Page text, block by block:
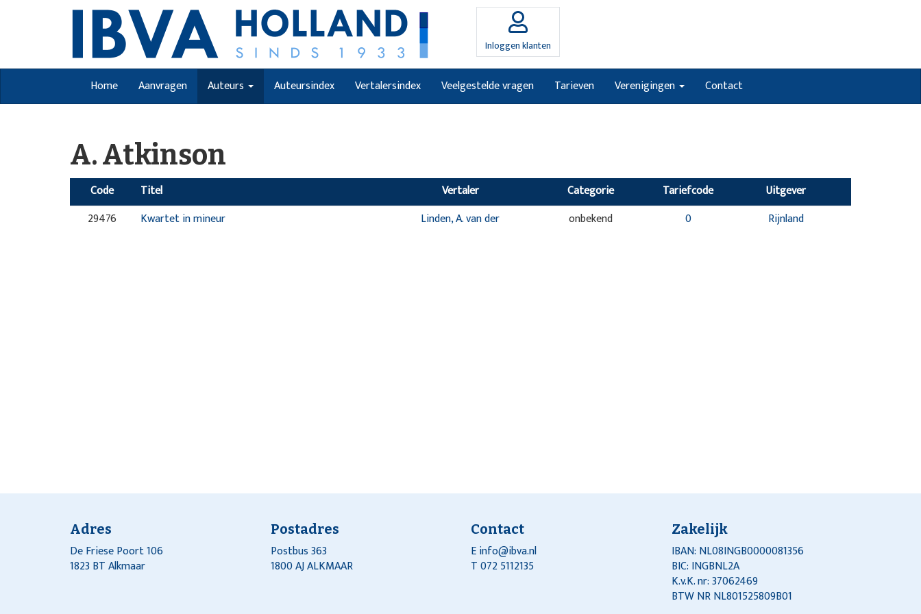
Inloggen klanten
Home Aanvragen Auteurs Auteursindex Vertalersindex Veelgestelde vragen Tarieven Verenigingen Contact
A. Atkinson
Code Titel Vertaler Categorie Tariefcode
Uitgever
29476
Kwartet in mineur Linden, A. van der onbekend 0 Rijnland
Adres
De Friese Poort 106
1823 BT Alkmaar
Postadres
Postbus 363
1800 AJ ALKMAAR
Contact
Einfo@ibva.nl
T 072 5112135
Zakelijk
IBAN: NL08INGB0000081356
BIC: INGBNL2A
K.v.K. nr: 37062469
BTW NR NL801525809B01